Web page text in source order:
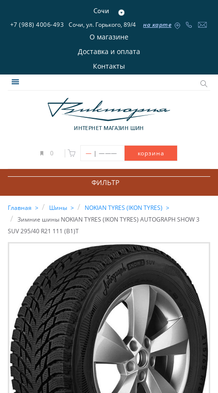
Сочи
+7 (988) 4006-493 Сочи, ул. Горького, 89/4 на карте
О магазине
Доставка и оплата
Контакты
ИНТЕРНЕТ МАГАЗИН ШИН
0 — | ——— корзина
ФИЛЬТР
Главная Шины
NOKIAN TYRES (IKON TYRES)
Зимние шины NOKIAN TYRES (IKON TYRES) AUTOGRAPH SHOW 3
SUV 295/40 R21 111 (B1)T